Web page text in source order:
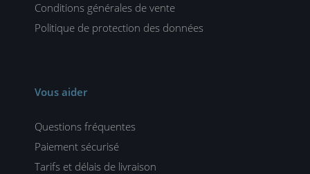
Conditions générales de vente
Politique de protection des données
Vous aider
Questions fréquentes
Paiement sécurisé
Tarifs et délais de livraison